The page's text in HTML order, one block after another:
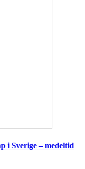
i Sverige – medeltid